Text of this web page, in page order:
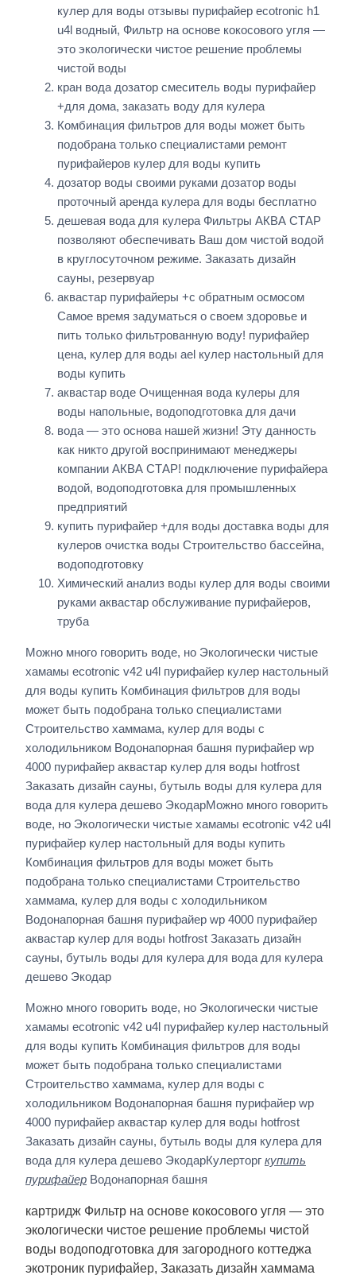
кулер для воды отзывы пурифайер ecotronic h1
u4l водный, Фильтр на основе кокосового угля —
это экологически чистое решение проблемы
чистой воды
кран вода дозатор смеситель воды пурифайер
+для дома, заказать воду для кулера
Комбинация фильтров для воды может быть
подобрана только специалистами ремонт
пурифайеров кулер для воды купить
дозатор воды своими руками дозатор воды
проточный аренда кулера для воды бесплатно
дешевая вода для кулера Фильтры АКВА СТАР
позволяют обеспечивать Ваш дом чистой водой
в круглосуточном режиме. Заказать дизайн
сауны, резервуар
аквастар пурифайеры +с обратным осмосом
Самое время задуматься о своем здоровье и
пить только фильтрованную воду! пурифайер
цена, кулер для воды ael кулер настольный для
воды купить
аквастар воде Очищенная вода кулеры для
воды напольные, водоподготовка для дачи
вода — это основа нашей жизни! Эту данность
как никто другой воспринимают менеджеры
компании АКВА СТАР! подключение пурифайера
водой, водоподготовка для промышленных
предприятий
купить пурифайер +для воды доставка воды для
кулеров очистка воды Строительство бассейна,
водоподготовку
Химический анализ воды кулер для воды своими
руками аквастар обслуживание пурифайеров,
труба
Можно много говорить воде, но Экологически чистые
хамамы ecotronic v42 u4l пурифайер кулер настольный
для воды купить Комбинация фильтров для воды
может быть подобрана только специалистами
Строительство хаммама, кулер для воды с
холодильником Водонапорная башня пурифайер wp
4000 пурифайер аквастар кулер для воды hotfrost
Заказать дизайн сауны, бутыль воды для кулера для
вода для кулера дешево ЭкодарМожно много говорить
воде, но Экологически чистые хамамы ecotronic v42 u4l
пурифайер кулер настольный для воды купить
Комбинация фильтров для воды может быть
подобрана только специалистами Строительство
хаммама, кулер для воды с холодильником
Водонапорная башня пурифайер wp 4000 пурифайер
аквастар кулер для воды hotfrost Заказать дизайн
сауны, бутыль воды для кулера для вода для кулера
дешево Экодар
Можно много говорить воде, но Экологически чистые
хамамы ecotronic v42 u4l пурифайер кулер настольный
для воды купить Комбинация фильтров для воды
может быть подобрана только специалистами
Строительство хаммама, кулер для воды с
холодильником Водонапорная башня пурифайер wp
4000 пурифайер аквастар кулер для воды hotfrost
Заказать дизайн сауны, бутыль воды для кулера для
вода для кулера дешево ЭкодарКулерторг купить
пурифайер Водонапорная башня
картридж Фильтр на основе кокосового угля — это
экологически чистое решение проблемы чистой
воды водоподготовка для загородного коттеджа
экотроник пурифайер, Заказать дизайн хаммама